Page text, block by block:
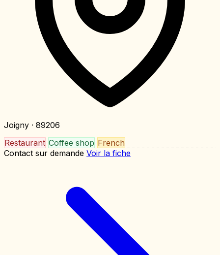
Joigny · 89206
Restaurant Coffee shop French
Contact sur demande Voir la fiche